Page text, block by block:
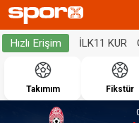
Hızlı Erişim İLK11 KUR
Takımım Fikstür